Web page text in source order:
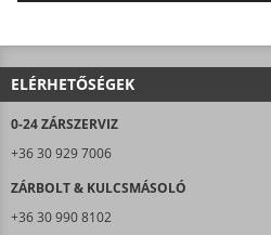
ELÉRHETŐSÉGEK
0-24 ZÁRSZERVIZ
+36 30 929 7006
ZÁRBOLT & KULCSMÁSOLÓ
+36 30 990 8102